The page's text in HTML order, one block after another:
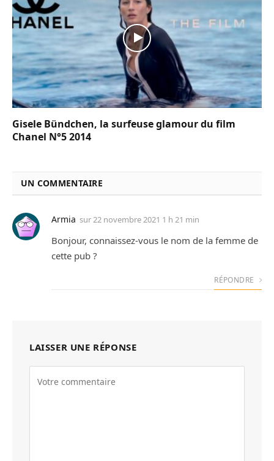
Gisele Bündchen, la surfeuse glamour du film
Chanel N°5 2014
UN COMMENTAIRE
Armia sur22 novembre 2021 1 h 21 min
Bonjour, connaissez-vous le nom de la femme de
cette pub ?
RÉPONDRE
LAISSER UNE RÉPONSE